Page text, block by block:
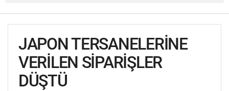
JAPON TERSANELERİNE
VERİLEN SİPARİŞLER
DÜŞTÜ